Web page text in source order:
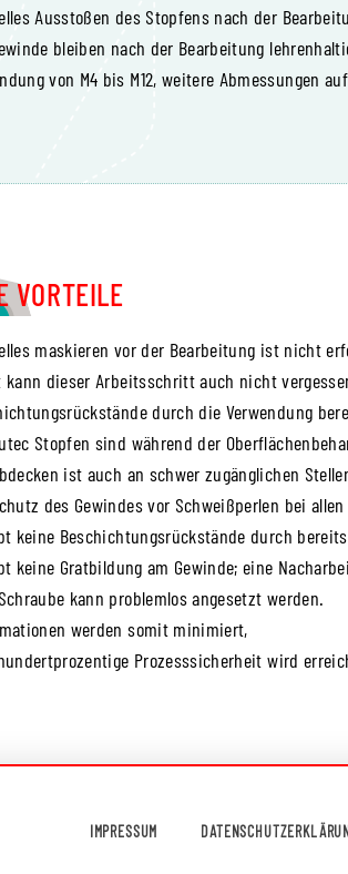
Ausstoßen des Stopfens nach der
bleiben nach der Bearbeitung
von M4 bis M12, weitere Abmessungen
VORTEILE
maskieren vor der Bearbeitung ist nicht
kann dieser Arbeitsschritt auch nicht
durch die Verwendung
Stopfen sind während der
ist auch an schwer zugänglichen
des Gewindes vor Schweißperlen bei
keine Beschichtungsrückstände durch
keine Gratbildung am Gewinde; eine
kann problemlos angesetzt werden.
werden somit minimiert,
Prozesssicherheit wird
IMPRESSUM